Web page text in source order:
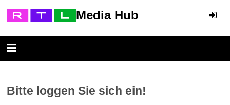
Media Hub
Bitte loggen Sie sich ein!